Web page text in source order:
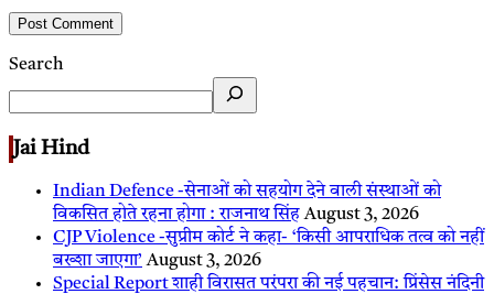
Search
Jai Hind
Indian Defence -सेनाओं को सहयोग देने वाली संस्थाओं को
विकसित होते रहना होगा : राजनाथ सिंह August 3, 2026
CJP Violence -सुप्रीम कोर्ट ने कहा- ‘किसी आपराधिक तत्व को नहीं
बख्शा जाएगा’ August 3, 2026
Special Report शाही विरासत परंपरा की नई पहचान: प्रिंसेस नंदिनी